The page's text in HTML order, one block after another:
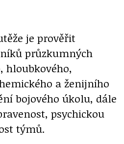
je prověřit
průzkumných
hloubkového,
a ženijního
bojového úkolu, dále
psychickou
týmů.